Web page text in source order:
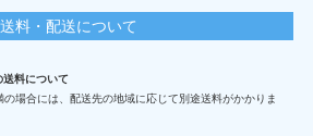
送料・配送について
送料について
場合には、配送先の地域に応じて別途送料がかかりま